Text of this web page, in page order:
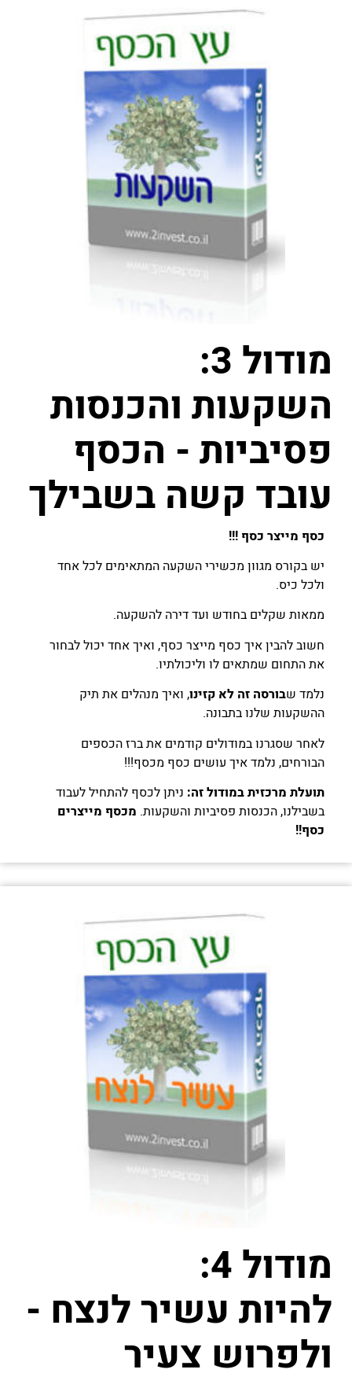
מודול 3:
השקעות והכנסות
פסיביות - הכסף
עובד קשה בשבילך
כסף מייצר כסף !!!
יש בקורס מגוון מכשירי השקעה המתאימים לכל אחד
ולכל כיס.
ממאות שקלים בחודש ועד דירה להשקעה.
חשוב להבין איך כסף מייצר כסף, ואיך אחד יכול לבחור
את התחום שמתאים לו וליכולתיו.
נלמד שבורסה זה לא קזינו, ואיך מנהלים את תיק
ההשקעות שלנו בתבונה.
לאחר שסגרנו במודולים קודמים את ברז הכספים
הבורחים, נלמד איך עושים כסף מכסף!!!
תועלת מרכזית במודול זה: ניתן לכסף להתחיל לעבוד
בשבילנו, הכנסות פסיביות והשקעות. מכסף מייצרים
כסף!!
מודול 4:
להיות עשיר לנצח -
ולפרוש צעיר